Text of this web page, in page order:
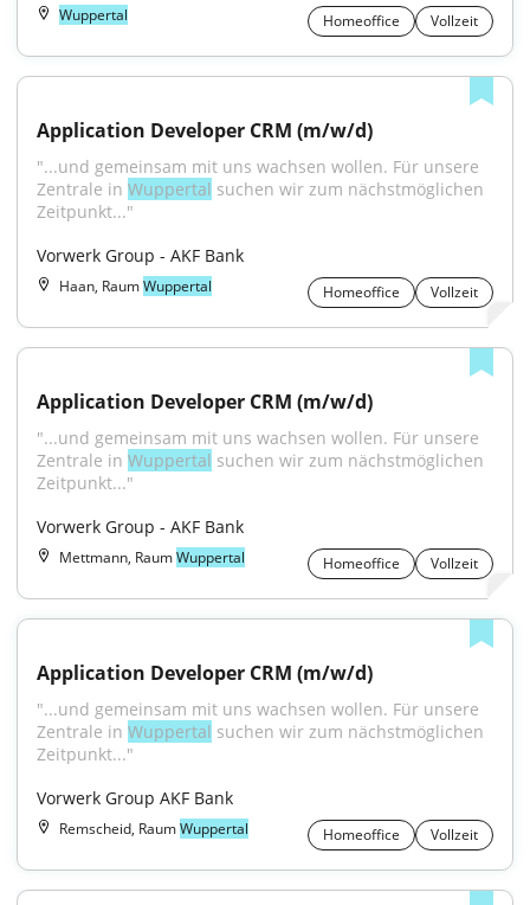
Wuppertal Homeoffice Vollzeit
Application Developer CRM (m/w/d)
"...und gemeinsam mit uns wachsen wollen. Für unsere
Zentrale in Wuppertal suchen wir zum nächstmöglichen
Zeitpunkt..."
Vorwerk Group - AKF Bank
Haan, RaumWuppertal Homeoffice Vollzeit
Application Developer CRM (m/w/d)
"...und gemeinsam mit uns wachsen wollen. Für unsere
Zentrale in Wuppertal suchen wir zum nächstmöglichen
Zeitpunkt..."
Vorwerk Group - AKF Bank
Mettmann, RaumWuppertal Homeoffice Vollzeit
Application Developer CRM (m/w/d)
"...und gemeinsam mit uns wachsen wollen. Für unsere
Zentrale in Wuppertal suchen wir zum nächstmöglichen
Zeitpunkt..."
Vorwerk Group AKF Bank
Remscheid, RaumWuppertal Homeoffice Vollzeit